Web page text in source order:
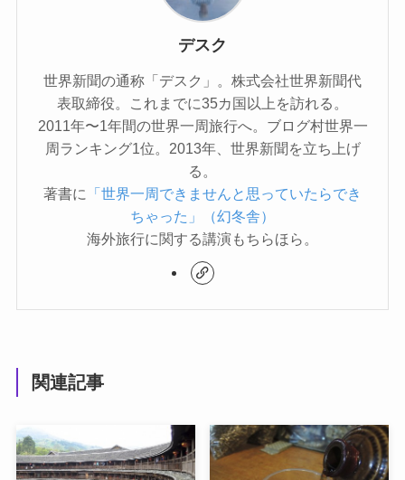
デスク
世界新聞の通称「デスク」。株式会社世界新聞代
表取締役。これまでに35カ国以上を訪れる。
2011年〜1年間の世界一周旅行へ。ブログ村世界一
周ランキング1位。2013年、世界新聞を立ち上げ
る。
著書に
「世界一周できませんと思っていたらでき
ちゃった」（幻冬舎）
海外旅行に関する講演もちらほら。
関連記事